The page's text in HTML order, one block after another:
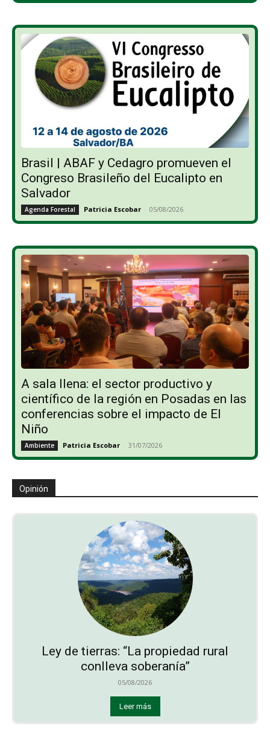
Brasil | ABAF y Cedagro promueven el
Congreso Brasileño del Eucalipto en
Salvador
Agenda Forestal Patricia Escobar - 05/08/2026
A sala llena: el sector productivo y
científico de la región en Posadas en las
conferencias sobre el impacto de El
Niño
Ambiente Patricia Escobar - 31/07/2026
Opinión
Ley de tierras: “La propiedad rural
conlleva soberanía”
05/08/2026
Leer más